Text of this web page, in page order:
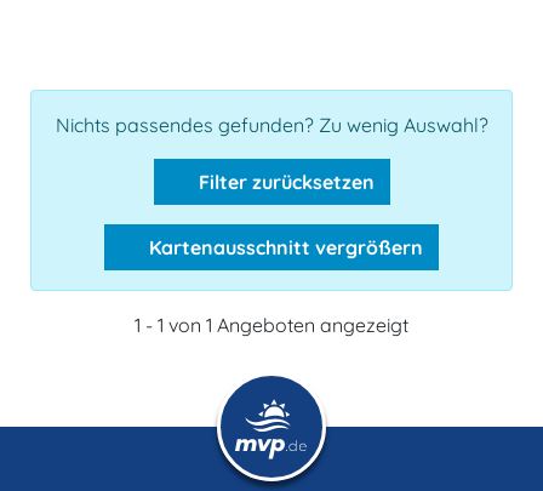
Nichts passendes gefunden? Zu wenig Auswahl?
Filter zurücksetzen
Kartenausschnitt vergrößern
1 - 1 von 1 Angeboten angezeigt